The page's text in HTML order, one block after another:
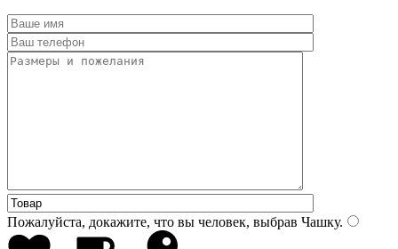
Пожалуйста, докажите, что вы человек, выбрав Чашку.